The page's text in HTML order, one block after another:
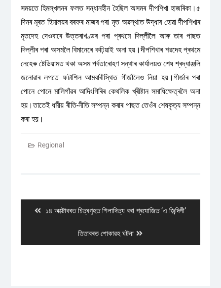
সময়তে হিমস্খলনৰ ফলত সন্ধানহীন হৈছিল অসমৰ দীপশিখা হাজৰিকা।৫
দিনৰ মূৰত হিমালয়ৰ বৰফৰ মাজৰ পৰা মৃত অৱস্থাত উদ্ধাৰ হোৱা দীপশিখাৰ
মৃতদেহ দেওবাৰে উত্তৰাখণ্ডৰ পৰা প্ৰথমে দিল্লীলৈ আৰু তাৰ পাছত
দিল্লীৰ পৰা অসমলৈ বিমানেৰে কঢ়িয়াই অনা হয়।দীপশিখাৰ শৱদেহ প্ৰথমে
নেহেৰু ষ্টেডিয়ামত থকা অসম পৰ্বতাৰোহণ সন্থাৰ কাৰ্যালয়ত শেষ শ্ৰদ্ধাঞ্জলি
জনোৱাৰ লগতে ফটাশিল আমবাৰীস্থিত গীৰ্জালৈও নিয়া হয়।গীৰ্জাৰ পৰা
পোনে পোনে মালিগাঁৱৰ আদিংগিৰিৰ কেথলিক খ্ৰীষ্টান সমাধিক্ষেত্ৰলৈ অনা
হয়।তাতেই ধৰ্মীয় ৰীতি-নীতি সম্পন্ন কৰাৰ পাছত তেওঁৰ শেষকৃত্য সম্পন্ন
কৰা হয়।
Regional
Previous
১৪ অক্টোবৰত চিত্ৰগৃহত শিলাদিত্য বৰা প্ৰযোজিত ‘এ জিন্দিগী’
Next
post:
তিতাবৰত শোকাৱহ ঘটনা